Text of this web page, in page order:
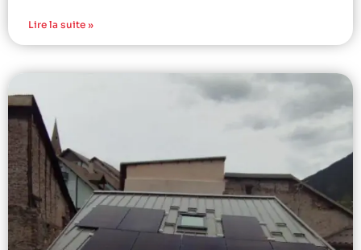
Lire la suite »